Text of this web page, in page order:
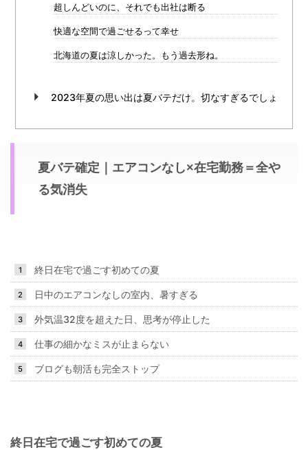
超しんどいのに、それでも出社は断る
快適な空間で過ごせるって幸せ
北海道の夏は涼しかった。もう過去形ね。
2023年夏の思い出は夏バテだけ。切なすぎるでしょ
夏バテ確定｜エアコンなし×在宅勤務＝全や
る気消失
終日在宅で過ごす初めての夏
日中のエアコンなしの室内、暑すぎる
外気温32度を超えた日、思考が停止した
仕事の細かなミスが止まらない
ブログも朝活も完全ストップ
終日在宅で過ごす初めての夏